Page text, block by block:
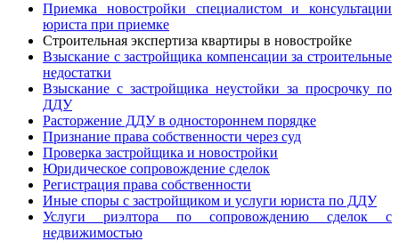
Приемка новостройки специалистом и консультации
юриста при приемке
Строительная экспертиза квартиры в новостройке
Взыскание с застройщика компенсации за строительные
недостатки
Взыскание с застройщика неустойки за просрочку по
ДДУ
Расторжение ДДУ в одностороннем порядке
Признание права собственности через суд
Проверка застройщика и новостройки
Юридическое сопровождение сделок
Регистрация права собственности
Иные споры с застройщиком и услуги юриста по ДДУ
Услуги риэлтора по сопровождению сделок с
недвижимостью